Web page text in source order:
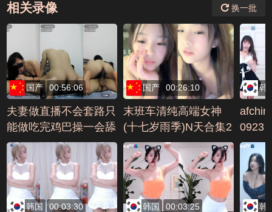
相关录像 换一批
国产 00:56:06
夫妻做直播不会套路只
能做吃完鸡巴操一会舔
逼再操再口交不停歇编
号B68E73A5
国产 00:26:10
末班车清纯高端女神
(十七岁雨季)N天合集2
3小时推荐(23)AVI编号
4703248D
韩
0923
韩国 00:03:30 韩国 00:03:25 韩